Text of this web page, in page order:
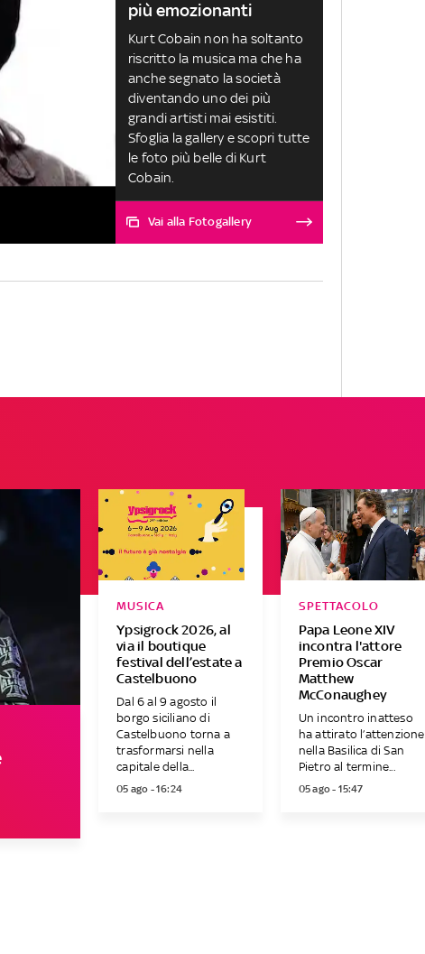
più emozionanti
Kurt Cobain non ha soltanto
riscritto la musica ma che ha
anche segnato la società
diventando uno dei più
grandi artisti mai esistiti.
Sfoglia la gallery e scopri tutte
le foto più belle di Kurt
Cobain.
Vai alla Fotogallery
Ypsigrock 2026, al
via il boutique
festival dell’estate a
Castelbuono
MUSICA
Dal 6 al 9 agosto il
borgo siciliano di
Castelbuono torna a
trasformarsi nella
capitale della...
05 ago - 16:24
Papa Leone XIV
incontra l'attore
Premio Oscar
Matthew
McConaughey
SPETTACOLO
Un incontro inatteso
ha attirato l’attenzione
nella Basilica di San
Pietro al termine...
05 ago - 15:47